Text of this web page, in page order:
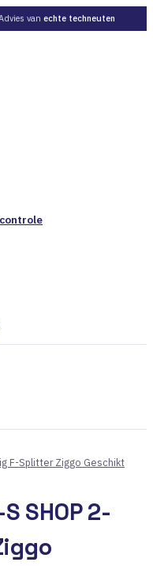
van echte techneuten
F-Splitter Ziggo Geschikt
SHOP 2-